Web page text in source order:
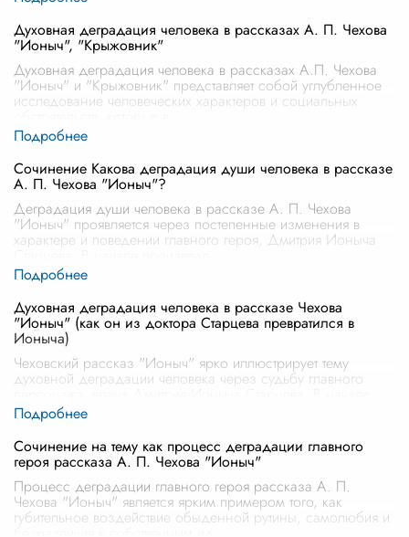
Духовная деградация человека в рассказах А. П. Чехова
"Ионыч", "Крыжовник"
Духовная деградация человека в рассказах А.П. Чехова
"Ионыч" и "Крыжовник" представляет собой углубленное
исследование человеческих характеров и социальных
Сочинение Какова деградация души человека в рассказе
А. П. Чехова "Ионыч"?
Деградация души человека в рассказе А. П. Чехова
"Ионыч" проявляется через постепенные изменения в
характере и поведении главного героя, Дмитрия Ионыча
Духовная деградация человека в рассказе Чехова
"Ионыч" (как он из доктора Старцева превратился в
Ионыча)
Чеховский рассказ "Ионыч" ярко иллюстрирует тему
духовной деградации человека через судьбу главного
рассказа Старцев появляется п
Сочинение на тему как процесс деградации главного
героя рассказа А. П. Чехова "Ионыч"
Процесс деградации главного героя рассказа А. П.
Чехова "Ионыч" является ярким примером того, как
губительное воздействие обыденной рутины, самолюбия и